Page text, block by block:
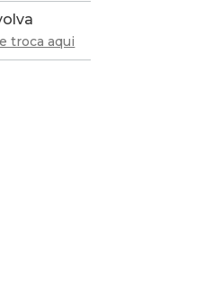
troca aqui